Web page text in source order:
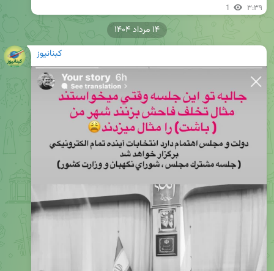
1 ۳:۳۹
کبنانیوز
۱۴ مرداد ۱۴۰۴